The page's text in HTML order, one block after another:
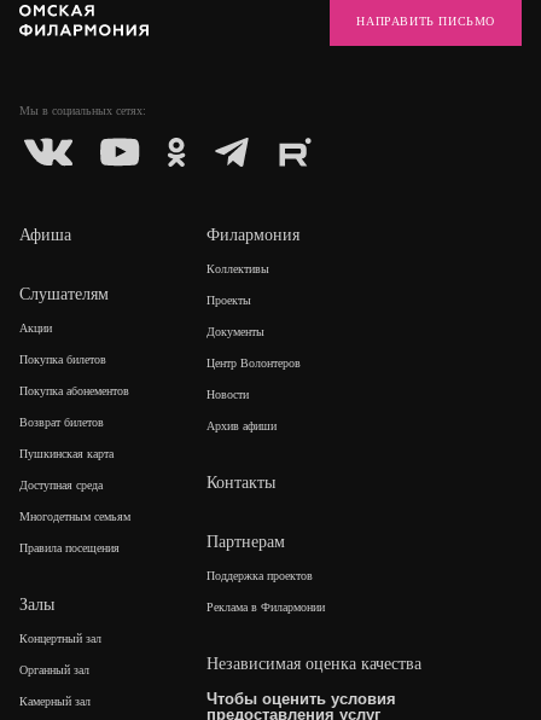
Мы в социальных сетях:
НАПРАВИТЬ ПИСЬМО
Афиша
Слушателям
Акции
Покупка билетов
Покупка абонементов
Возврат билетов
Пушкинская карта
Доступная среда
Многодетным семьям
Правила посещения
Залы
Концертный зал
Органный зал
Камерный зал
Филармония
Коллективы
Проекты
Документы
Центр Волонтеров
Новости
Архив афиши
Контакты
Партнерам
Поддержка проектов
Реклама в Филармонии
Независимая оценка качества
Чтобы оценить условия
предоставления услуг